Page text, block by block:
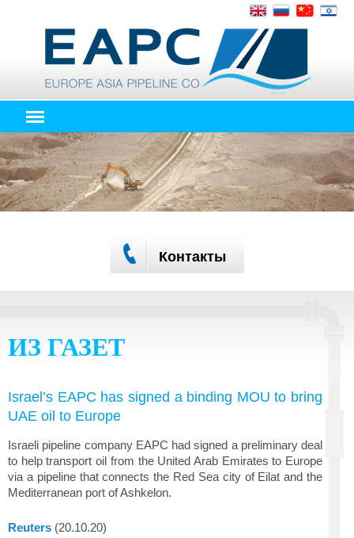
Контакты
ИЗ ГАЗЕТ
Israel’s EAPC has signed a binding MOU to bring
UAE oil to Europe
Israeli pipeline company EAPC had signed a preliminary deal
to help transport oil from the United Arab Emirates to Europe
via a pipeline that connects the Red Sea city of Eilat and the
Mediterranean port of Ashkelon.
Reuters (20.10.20)